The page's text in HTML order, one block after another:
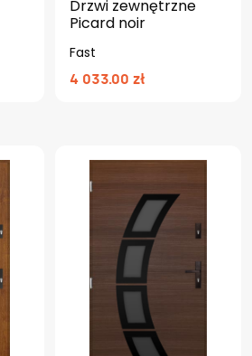
Drzwi zewnętrzne
Picard noir
Fast
4 033.00 zł